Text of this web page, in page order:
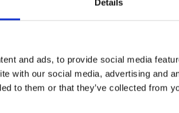
Details
and ads, to provide social media
with our social media, advertising and
to them or that they’ve collected from
connectés sont en plein boom… et la
derrière leur design épuré ? Des
braquer le projecteur sur les 30 pépites